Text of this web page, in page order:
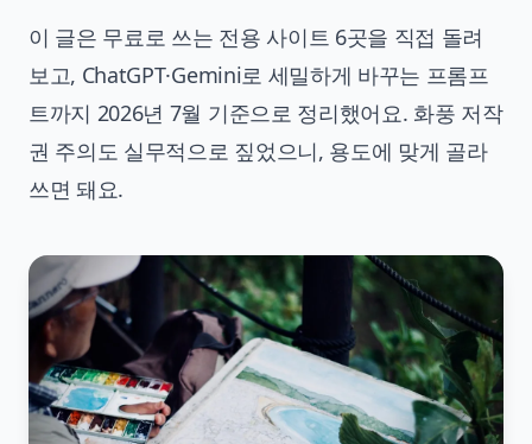
이 글은 무료로 쓰는 전용 사이트 6곳을 직접 돌려
보고, ChatGPT·Gemini로 세밀하게 바꾸는 프롬프
트까지 2026년 7월 기준으로 정리했어요. 화풍 저작
권 주의도 실무적으로 짚었으니, 용도에 맞게 골라
쓰면 돼요.